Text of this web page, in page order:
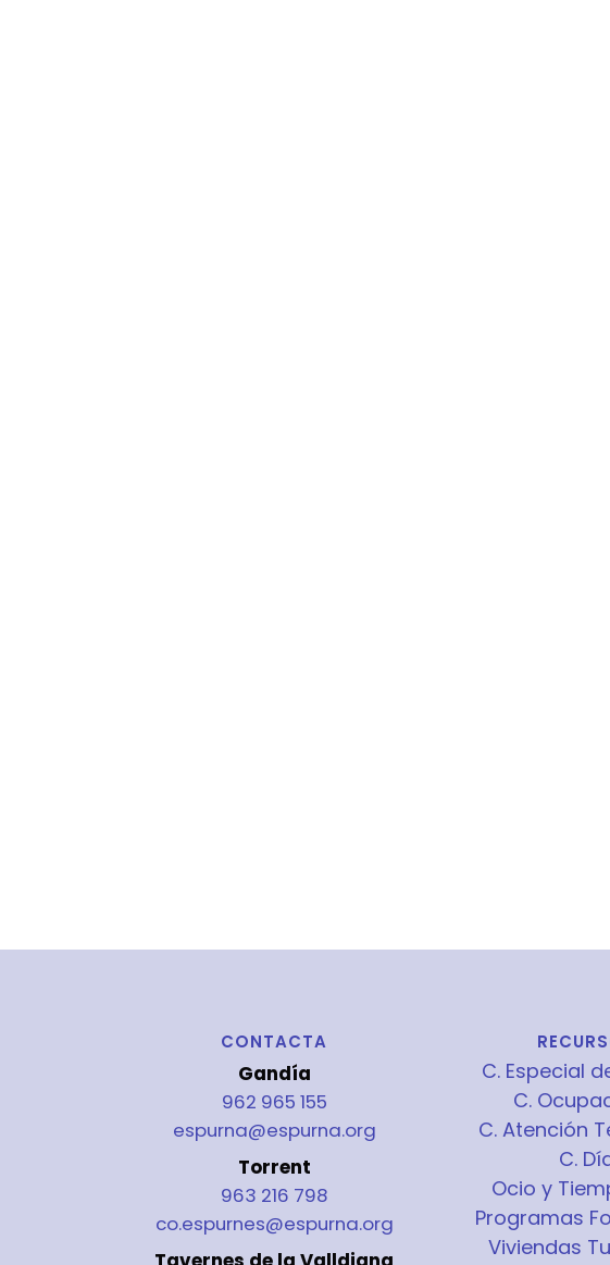
CONTACTA
Gandía
962 965 155
espurna@espurna.org
Torrent
963 216 798
co.espurnes@espurna.org
C. Especial
C.
C. Atención
C.
Ocio y
Programas
Viviendas